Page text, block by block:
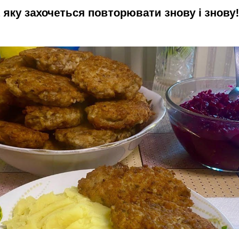
захочеться повторювати знову і знову!